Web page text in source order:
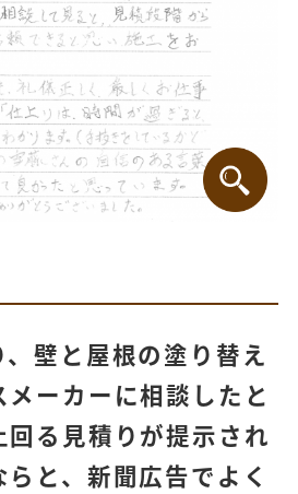
壁と屋根の塗り替え
ーカーに相談したと
回る見積りが提示され
と、新聞広告でよく